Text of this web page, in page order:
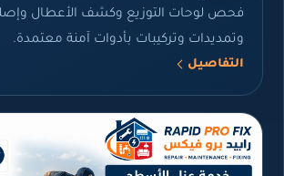
فحص لوحات التوزيع وكشف الأعطال
وتمديدات وتركيبات بأدوات آمنة معتمدة.
التفاصيل